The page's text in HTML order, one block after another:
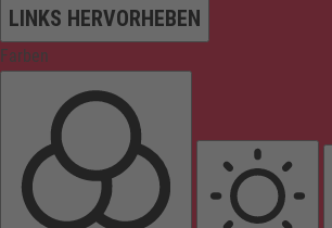
LINKS HERVORHEBEN
Farben